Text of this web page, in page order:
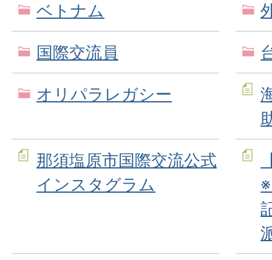
ベトナム
国際交流員
オリパラレガシー
那須塩原市国際交流公式
インスタグラム